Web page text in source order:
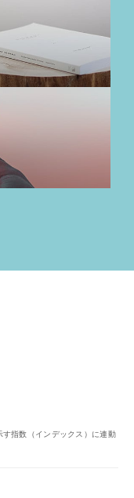
指数（インデックス）に連動